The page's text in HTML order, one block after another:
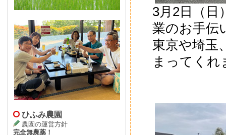
ひふみ農園
農園の運営方針
完全無農薬！
3月2日（日
業のお手伝
東京や埼玉
まってくれ